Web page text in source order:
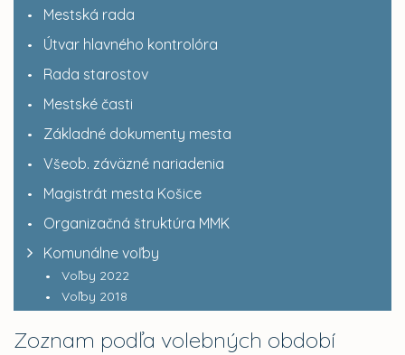
Mestská rada
Útvar hlavného kontrolóra
Rada starostov
Mestské časti
Základné dokumenty mesta
Všeob. záväzné nariadenia
Magistrát mesta Košice
Organizačná štruktúra MMK
Komunálne voľby
Voľby 2022
Voľby 2018
Zoznam podľa volebných období